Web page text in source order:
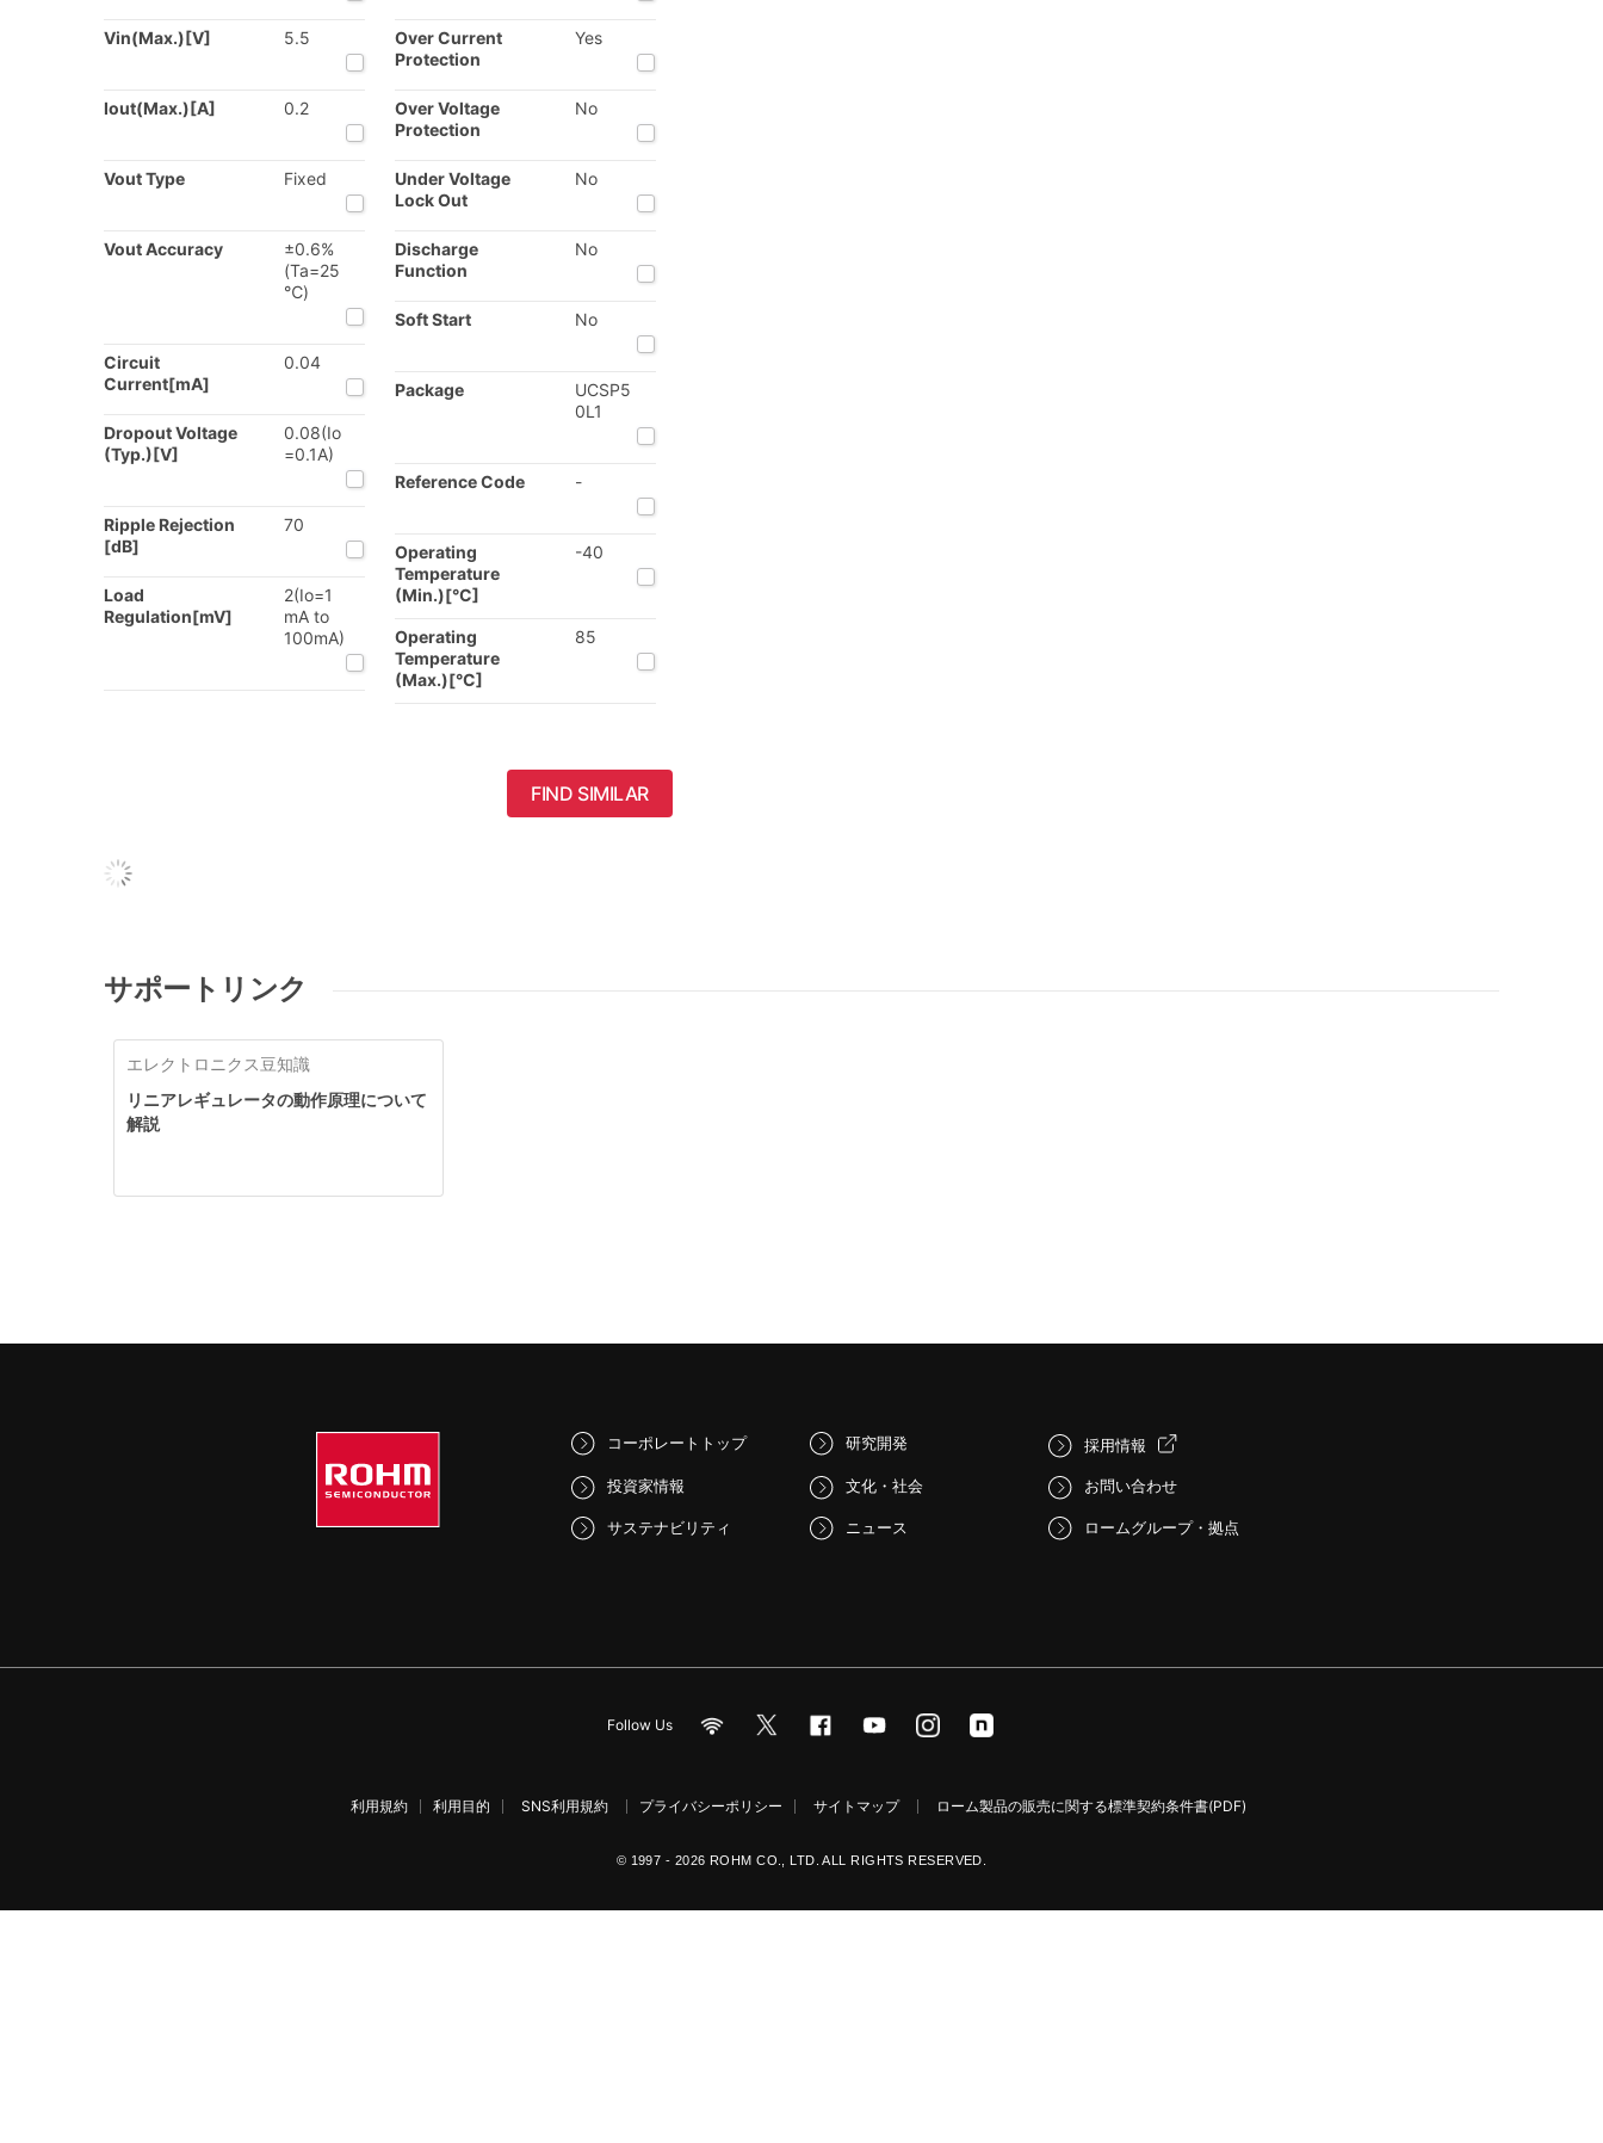
Vin(Max.)[V] 5.5
Iout(Max.)[A] 0.2
Vout Type Fixed
Vout Accuracy
±0.6%
(Ta=25
℃)
Circuit
Current[mA]
0.04
Dropout Voltage
(Typ.)[V]
0.08(Io
=0.1A)
Ripple Rejection
[dB]
70
Load
Regulation[mV]
2(Io=1
mA to
100mA)
Over Current
Protection
Yes
Over Voltage
Protection
No
Under Voltage
Lock Out
No
Discharge
Function
No
Soft Start No
Package
UCSP5
0L1
Reference Code -
Operating
Temperature
(Min.)[°C]
-40
Operating
Temperature
(Max.)[°C]
85
FIND SIMILAR
サポートリンク
エレクトロニクス豆知識
リニアレギュレータの動作原理について
解説
コーポレートトップ
投資家情報
サステナビリティ
研究開発
文化・社会
ニュース
採用情報
お問い合わせ
ロームグループ・拠点
Follow Us
利用規約 利用目的 SNS利用規約 プライバシーポリシー サイトマップ ローム製品の販売に関する標準契約条件書(PDF)
© 1997 - 2026 ROHM CO., LTD. ALL RIGHTS RESERVED.